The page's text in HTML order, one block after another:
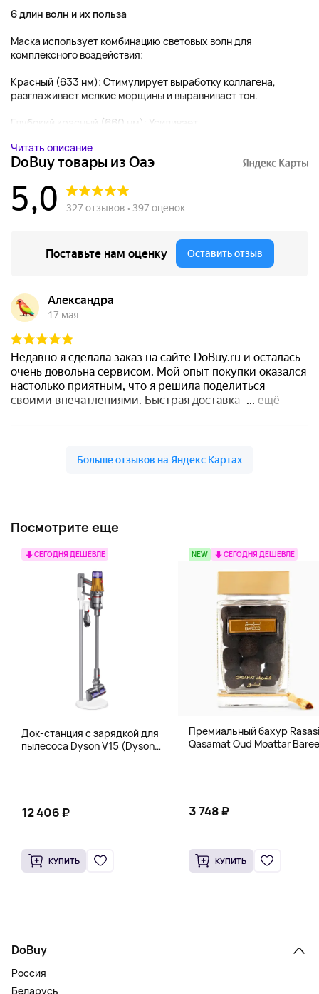
6 длин волн и их польза
Маска использует комбинацию световых волн для
комплексного воздействия:
Красный (633 нм): Стимулирует выработку коллагена,
разглаживает мелкие морщины и выравнивает тон.
Глубокий красный (660 нм): Усиливает...
Читать описание
Посмотрите еще
СЕГОДНЯ ДЕШЕВЛЕ
Док-станция с зарядкой для
пылесоса Dyson V15 (Dyson
12 406 ₽
КУПИТЬ
NEW СЕГОДНЯ ДЕШЕВЛЕ
Премиальный бахур Rasasi
Qasamat Oud Moattar
3 748 ₽
КУПИТЬ
DoBuy
Россия
Беларусь